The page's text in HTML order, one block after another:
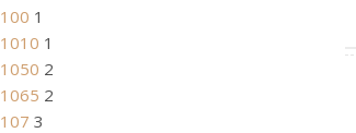
100 1
1010 1
1050 2
1065 2
107 3